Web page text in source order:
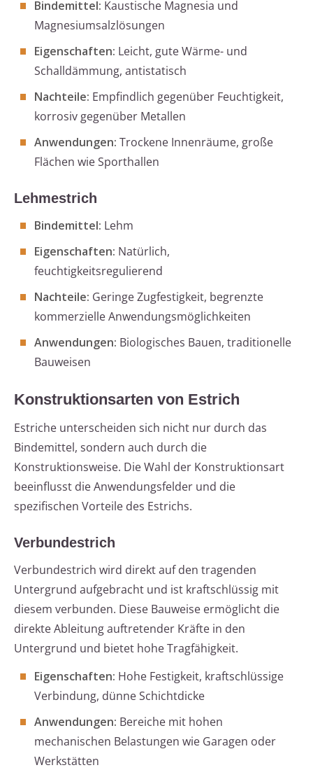
Bindemittel: Kaustische Magnesia und
Magnesiumsalzlösungen
Eigenschaften: Leicht, gute Wärme- und
Schalldämmung, antistatisch
Nachteile: Empfindlich gegenüber Feuchtigkeit,
korrosiv gegenüber Metallen
Anwendungen: Trockene Innenräume, große
Flächen wie Sporthallen
Lehmestrich
Bindemittel: Lehm
Eigenschaften: Natürlich,
feuchtigkeitsregulierend
Nachteile: Geringe Zugfestigkeit, begrenzte
kommerzielle Anwendungsmöglichkeiten
Anwendungen: Biologisches Bauen, traditionelle
Bauweisen
Konstruktionsarten von Estrich
Estriche unterscheiden sich nicht nur durch das
Bindemittel, sondern auch durch die
Konstruktionsweise. Die Wahl der Konstruktionsart
beeinflusst die Anwendungsfelder und die
spezifischen Vorteile des Estrichs.
Verbundestrich
Verbundestrich wird direkt auf den tragenden
Untergrund aufgebracht und ist kraftschlüssig mit
diesem verbunden. Diese Bauweise ermöglicht die
direkte Ableitung auftretender Kräfte in den
Untergrund und bietet hohe Tragfähigkeit.
Eigenschaften: Hohe Festigkeit, kraftschlüssige
Verbindung, dünne Schichtdicke
Anwendungen: Bereiche mit hohen
mechanischen Belastungen wie Garagen oder
Werkstätten